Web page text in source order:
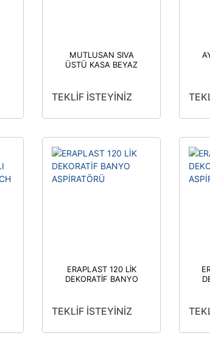
MUTLUSAN SIVA
ÜSTÜ KASA BEYAZ
TEKLİF İSTEYİNİZ
ERAPLAST 120 LİK
DEKORATİF BANYO
TEKLİF İSTEYİNİZ